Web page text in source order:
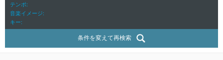
テンポ
音楽イメージ
キー
条件を変えて再検索